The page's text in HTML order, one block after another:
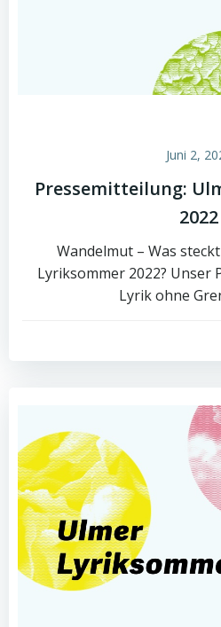
Juni 2,
Pressemitteilung:
2022
Wandelmut – Was
Lyriksommer 2022? Unser
Lyrik ohne